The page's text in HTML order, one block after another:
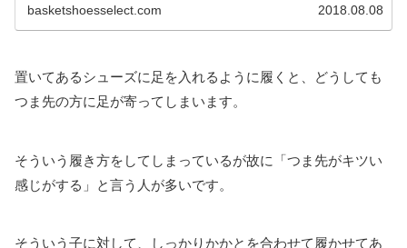
basketshoesselect.com 2018.08.08
置いてあるシューズに足を入れるように履くと、どうしても
つま先の方に足が寄ってしまいます。
そういう履き方をしてしまっているが故に「つま先がキツい
感じがする」と言う人が多いです。
そういう子に対して、しっかりかかとを合わせて履かせてあ